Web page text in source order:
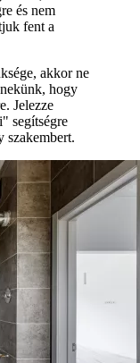
és nem
fent a
akkor ne
hogy
Jelezze
segítségre
szakembert.